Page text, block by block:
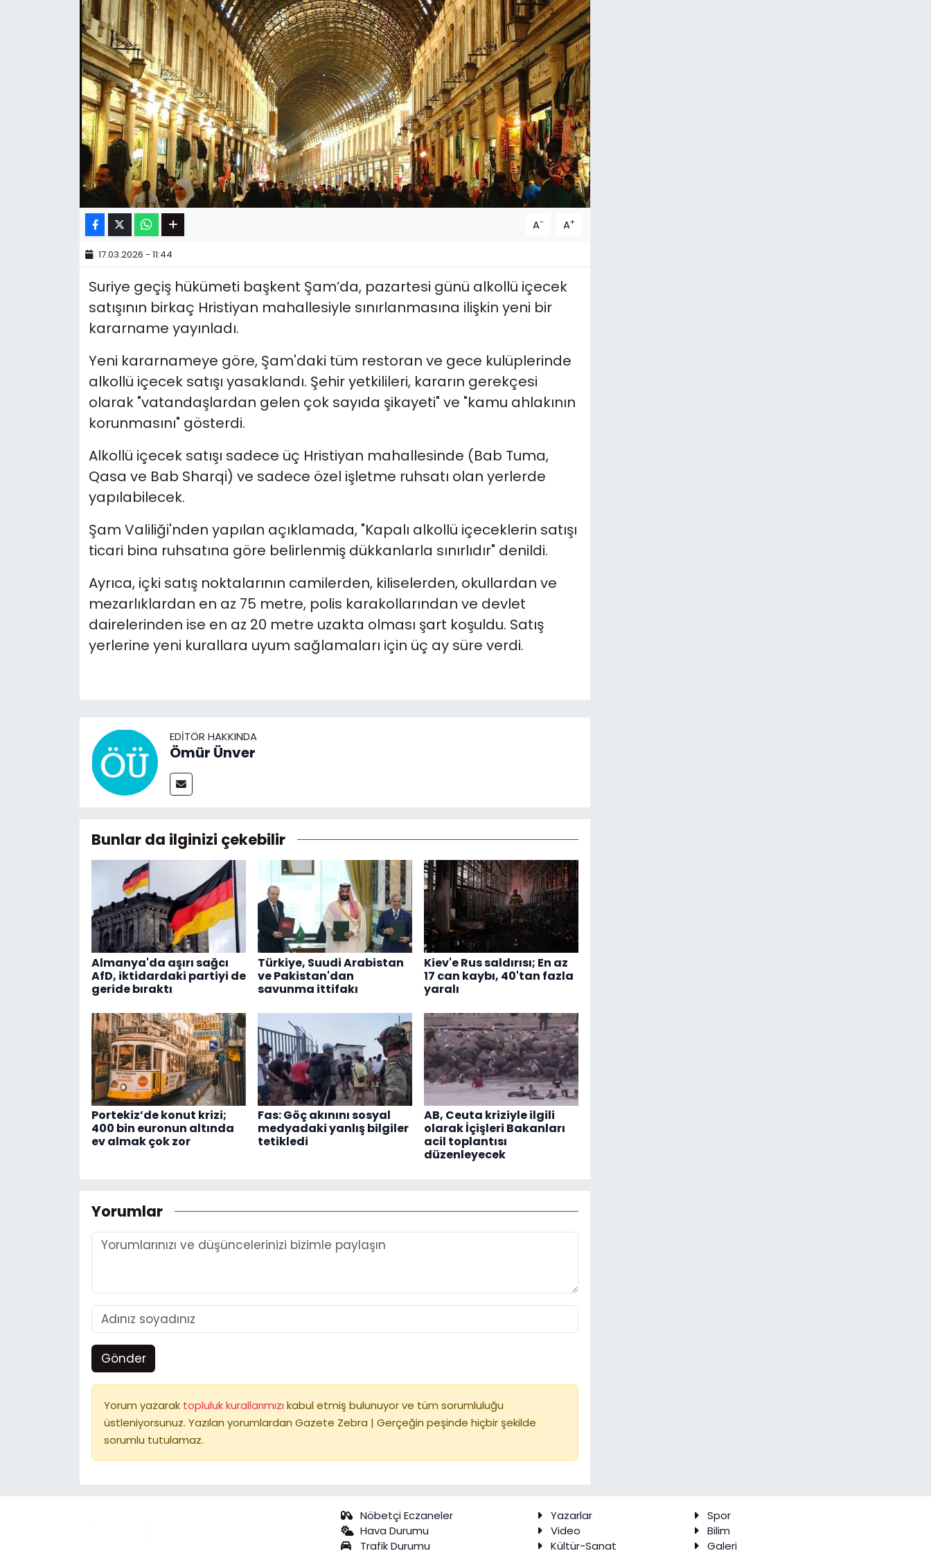
A- A+
17.03.2026 - 11:44
Suriye geçiş hükümeti başkent Şam’da, pazartesi günü alkollü içecek
satışının birkaç Hristiyan mahallesiyle sınırlanmasına ilişkin yeni bir
kararname yayınladı.
Yeni kararnameye göre, Şam'daki tüm restoran ve gece kulüplerinde
alkollü içecek satışı yasaklandı. Şehir yetkilileri, kararın gerekçesi
olarak "vatandaşlardan gelen çok sayıda şikayeti" ve "kamu ahlakının
korunmasını" gösterdi.
Alkollü içecek satışı sadece üç Hristiyan mahallesinde (Bab Tuma,
Qasa ve Bab Sharqi) ve sadece özel işletme ruhsatı olan yerlerde
yapılabilecek.
Şam Valiliği'nden yapılan açıklamada, "Kapalı alkollü içeceklerin satışı
ticari bina ruhsatına göre belirlenmiş dükkanlarla sınırlıdır" denildi.
Ayrıca, içki satış noktalarının camilerden, kiliselerden, okullardan ve
mezarlıklardan en az 75 metre, polis karakollarından ve devlet
dairelerinden ise en az 20 metre uzakta olması şart koşuldu. Satış
yerlerine yeni kurallara uyum sağlamaları için üç ay süre verdi.
EDITÖR HAKKINDA
Ömür Ünver
Bunlar da ilginizi çekebilir
Almanya'da aşırı sağcı
AfD, iktidardaki partiyi de
geride bıraktı
Türkiye, Suudi Arabistan
ve Pakistan'dan
savunma ittifakı
Kiev'e Rus saldırısı; En az
17 can kaybı, 40'tan fazla
yaralı
Portekiz’de konut krizi;
400 bin euronun altında
ev almak çok zor
Fas: Göç akınını sosyal
medyadaki yanlış bilgiler
tetikledi
AB, Ceuta kriziyle ilgili
olarak İçişleri Bakanları
acil toplantısı
düzenleyecek
Yorumlar
Gönder
Yorum yazarak topluluk kurallarımızı kabul etmiş bulunuyor ve tüm sorumluluğu
üstleniyorsunuz. Yazılan yorumlardan Gazete Zebra | Gerçeğin peşinde hiçbir şekilde
sorumlu tutulamaz.
Nöbetçi Eczaneler
Hava Durumu
Trafik Durumu
Yazarlar
Spor
Video
Bilim
Kültür-Sanat
Galeri